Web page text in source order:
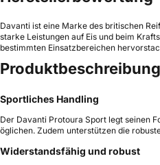
Davanti ist eine Marke des britischen
starke Leistungen auf Eis und beim
bestimmten Einsatzbereichen
Produktbeschreibung
Sportliches Handling
Der Davanti Protoura Sport legt seinen
öglichen. Zudem unterstützen die
Widerstandsfähig und robust